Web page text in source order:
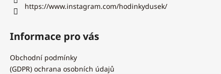
https://www.instagram.com/hodinkydusek/
Informace pro vás
Obchodní podmínky
(GDPR) ochrana osobních údajů